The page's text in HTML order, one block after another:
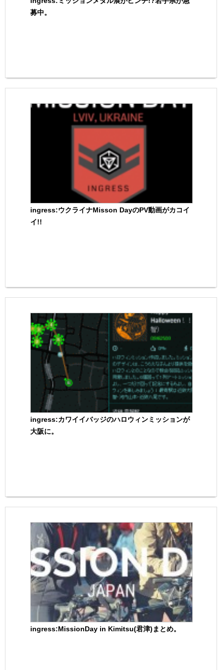
募中。
ingress:ウクライナMisson DayのPV動画がカコイ
イ!!
ingress:カワイイバッジのハロウィンミッションが
大阪に。
ingress:MissionDay in Kimitsu(君津)まとめ。